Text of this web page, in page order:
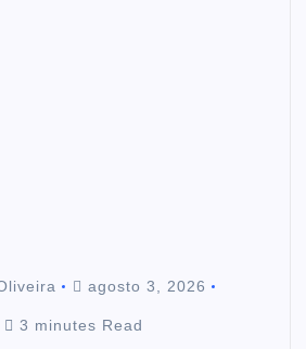
agosto 3, 2026
3 minutes Read